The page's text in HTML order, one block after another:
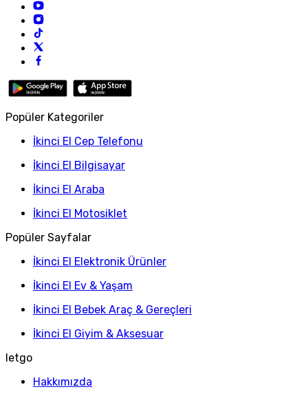
Popüler Kategoriler
İkinci El Cep Telefonu
İkinci El Bilgisayar
İkinci El Araba
İkinci El Motosiklet
Popüler Sayfalar
İkinci El Elektronik Ürünler
İkinci El Ev & Yaşam
İkinci El Bebek Araç & Gereçleri
İkinci El Giyim & Aksesuar
letgo
Hakkımızda